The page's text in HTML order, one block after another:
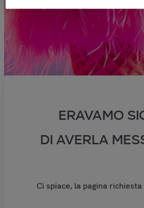
ERAVAMO
DI AVERLA
Ci spiace, la pagina